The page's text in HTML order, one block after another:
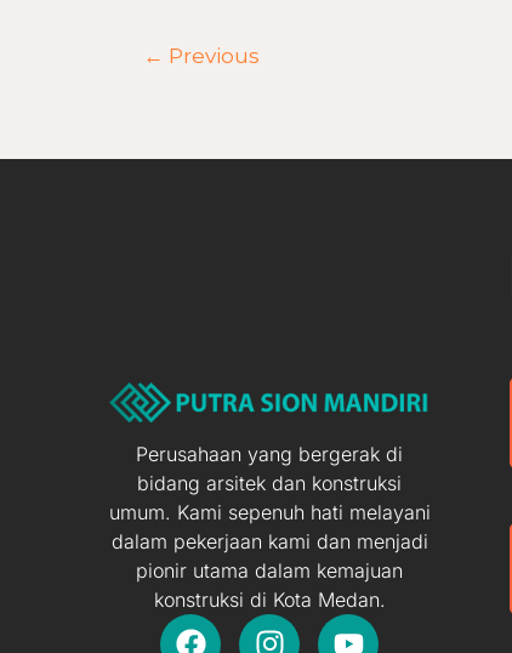
← Previous
Perusahaan yang bergerak di
bidang arsitek dan konstruksi
umum. Kami sepenuh hati melayani
dalam pekerjaan kami dan menjadi
pionir utama dalam kemajuan
konstruksi di Kota Medan.
F
I
Y